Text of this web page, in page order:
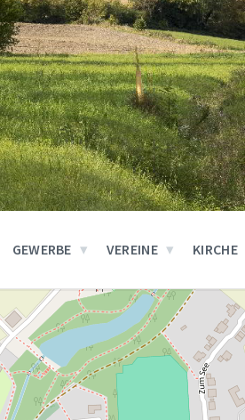
GEWERBE VEREINE KIRCHE